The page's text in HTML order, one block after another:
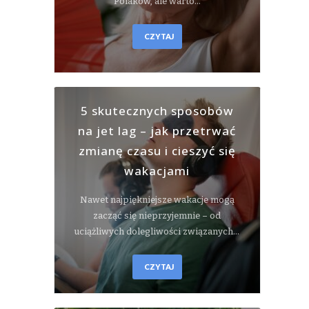
CZYTAJ
5 skutecznych sposobów
na jet lag – jak przetrwać
zmianę czasu i cieszyć się
wakacjami
Nawet najpiękniejsze wakacje mogą
zacząć się nieprzyjemnie – od
uciążliwych dolegliwości związanych…
CZYTAJ